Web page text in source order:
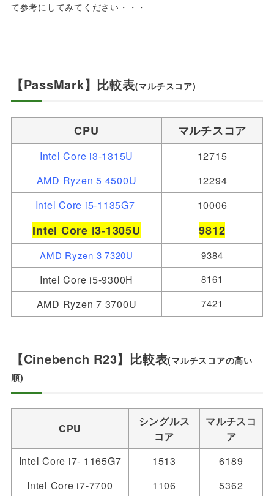
て参考にしてみてください・・・
【PassMark】比較表(マルチスコア)
CPU マルチスコア
Intel Core i3-1315U 12715
AMD Ryzen 5 4500U
12294
Intel Core i5-1135G7
10006
Intel Core i3-1305U 9812
AMD Ryzen 3 7320U 9384
Intel Core i5-9300H 8161
AMD Ryzen 7 3700U 7421
【Cinebench R23】比較表(マルチスコアの高い
順)
CPU
シングルス
コア
マルチスコ
ア
Intel Core i7- 1165G7
1513
6189
Intel Core i7-7700
1106 5362